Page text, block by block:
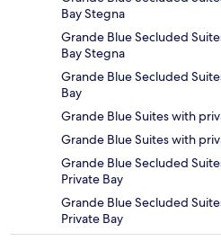
Bay Stegna
Grande Blue Secluded
Bay Stegna
Grande Blue Secluded
Bay
Grande Blue Suites with
Grande Blue Suites with
Grande Blue Secluded
Private Bay
Grande Blue Secluded
Private Bay